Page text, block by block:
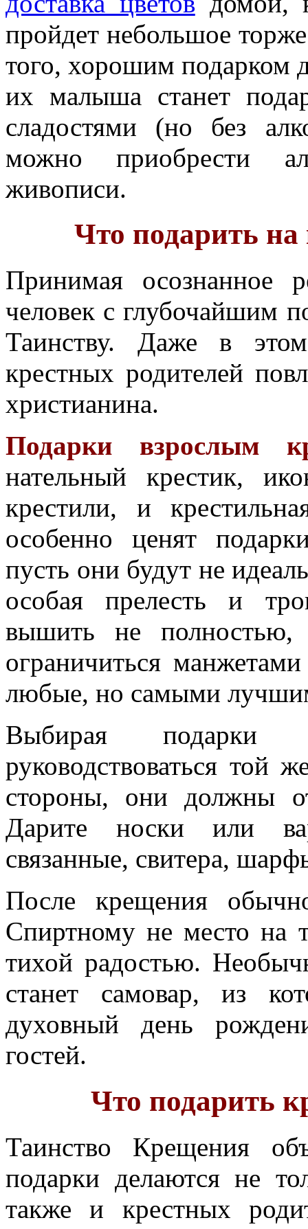
пройдет небольшое
того, хорошим подарком
их малыша станет
сладостями (но без
можно приобрести
живописи.
Что подарить
Принимая осознанное
человек с глубочайшим
Таинству. Даже в этом
крестных родителей
христианина.
Подарки взрослым
нательный крестик,
крестили, и
особенно ценят
пусть они будут не
особая прелесть и
вышить не полностью,
ограничиться
любые, но самыми
Выбирая подарки
руководствоваться той
стороны, они должны
Дарите носки или
связанные, свитера,
После крещения
Спиртному не место на
тихой радостью.
станет самовар, из
духовный день
гостей.
Что подарить
Таинство Крещения
подарки делаются не
также и крестных